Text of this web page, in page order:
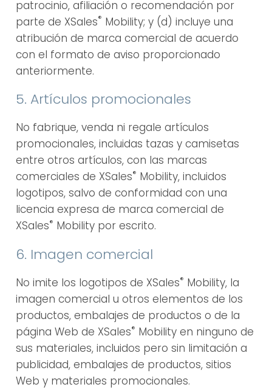
patrocinio, afiliación o recomendación por
parte de XSales® Mobility; y (d) incluye una
atribución de marca comercial de acuerdo
con el formato de aviso proporcionado
anteriormente.
5. Artículos promocionales
No fabrique, venda ni regale artículos
promocionales, incluidas tazas y camisetas
entre otros artículos, con las marcas
comerciales de XSales® Mobility, incluidos
logotipos, salvo de conformidad con una
licencia expresa de marca comercial de
XSales® Mobility por escrito.
6. Imagen comercial
No imite los logotipos de XSales® Mobility, la
imagen comercial u otros elementos de los
productos, embalajes de productos o de la
página Web de XSales® Mobility en ninguno de
sus materiales, incluidos pero sin limitación a
publicidad, embalajes de productos, sitios
Web y materiales promocionales.